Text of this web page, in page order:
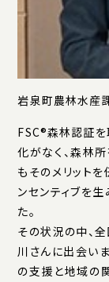
岩泉町農林水
FSC®森林認証を
化がなく、森林
もそのメリット
ンセンティブを
た。
その状況の中、
川さんに出会い
の支援と地域の